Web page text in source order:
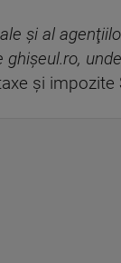
şi al
ghişeul.ro,
și impozite